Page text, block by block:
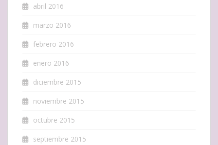
abril 2016
marzo 2016
febrero 2016
enero 2016
diciembre 2015
noviembre 2015
octubre 2015
septiembre 2015